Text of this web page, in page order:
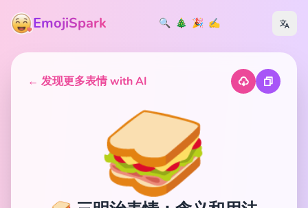
EmojiSpark 🔍 🎄 🎉 ✍️
← 发现更多表情 with AI
🥪